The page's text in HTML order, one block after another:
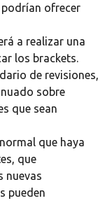
ofrecer
a realizar una
los brackets.
de revisiones,
sobre
que sean
que haya
que
nuevas
pueden